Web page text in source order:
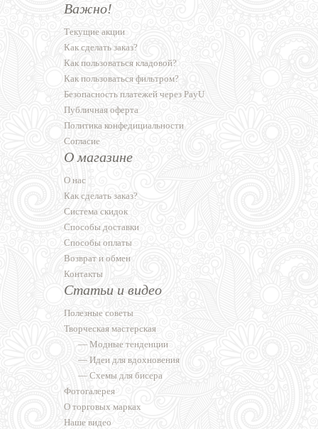
Важно!
Текущие акции
Как сделать заказ?
Как пользоваться кладовой?
Как пользоваться фильтром?
Безопасность платежей через PayU
Публичная оферта
Политика конфедициальности
Согласие
О магазине
О нас
Как сделать заказ?
Система скидок
Способы доставки
Способы оплаты
Возврат и обмен
Контакты
Статьи и видео
Полезные советы
Творческая мастерская
— Модные тенденции
— Идеи для вдохновения
— Схемы для бисера
Фотогалерея
О торговых марках
Наше видео